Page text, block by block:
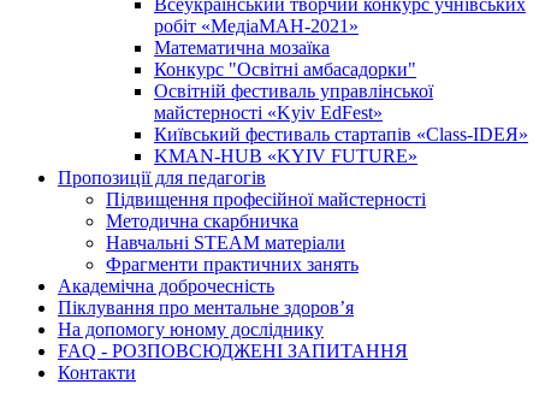
Всеукраїнський творчий конкурс учнівських
робіт «МедіаМАН-2021»
Математична мозаїка
Конкурс "Освітні амбасадорки"
Освітній фестиваль управлінської
майстерності «Kyiv EdFest»
Київський фестиваль стартапів «Class-IDEЯ»
KMAN-HUB «KYIV FUTURE»
Пропозиції для педагогів
Підвищення професійної майстерності
Методична скарбничка
Навчальні STEAM матеріали
Фрагменти практичних занять
Академічна доброчесність
Піклування про ментальне здоровʼя
На допомогу юному досліднику
FAQ - РОЗПОВСЮДЖЕНІ ЗАПИТАННЯ
Контакти